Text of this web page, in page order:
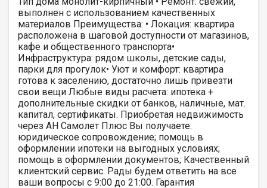
выполнен с использованием качественных
материалов Преимущества: • Локация: квартира
расположена в шаговой доступности от магазинов,
кафе и общественного транспорта•
Инфраструктура: рядом школы, детские сады,
парки для прогулок• Уют и комфорт: квартира
готова к заселению, достаточно лишь привезти
свои вещи Любые виды расчета: ипотека +
дополнительные скидки от банков, наличные, мат.
капитал, сертификаты. Приобретая недвижимость
через АН Самолет Плюс Вы получаете:
юридическое сопровождение; помощь в
оформлении ипотеки на выгодных условиях;
помощь в оформлении документов; Качественный
клиентский сервис. Рады будем ответить на все
ваши вопросы с 9:00 до 21:00​. Гарантия